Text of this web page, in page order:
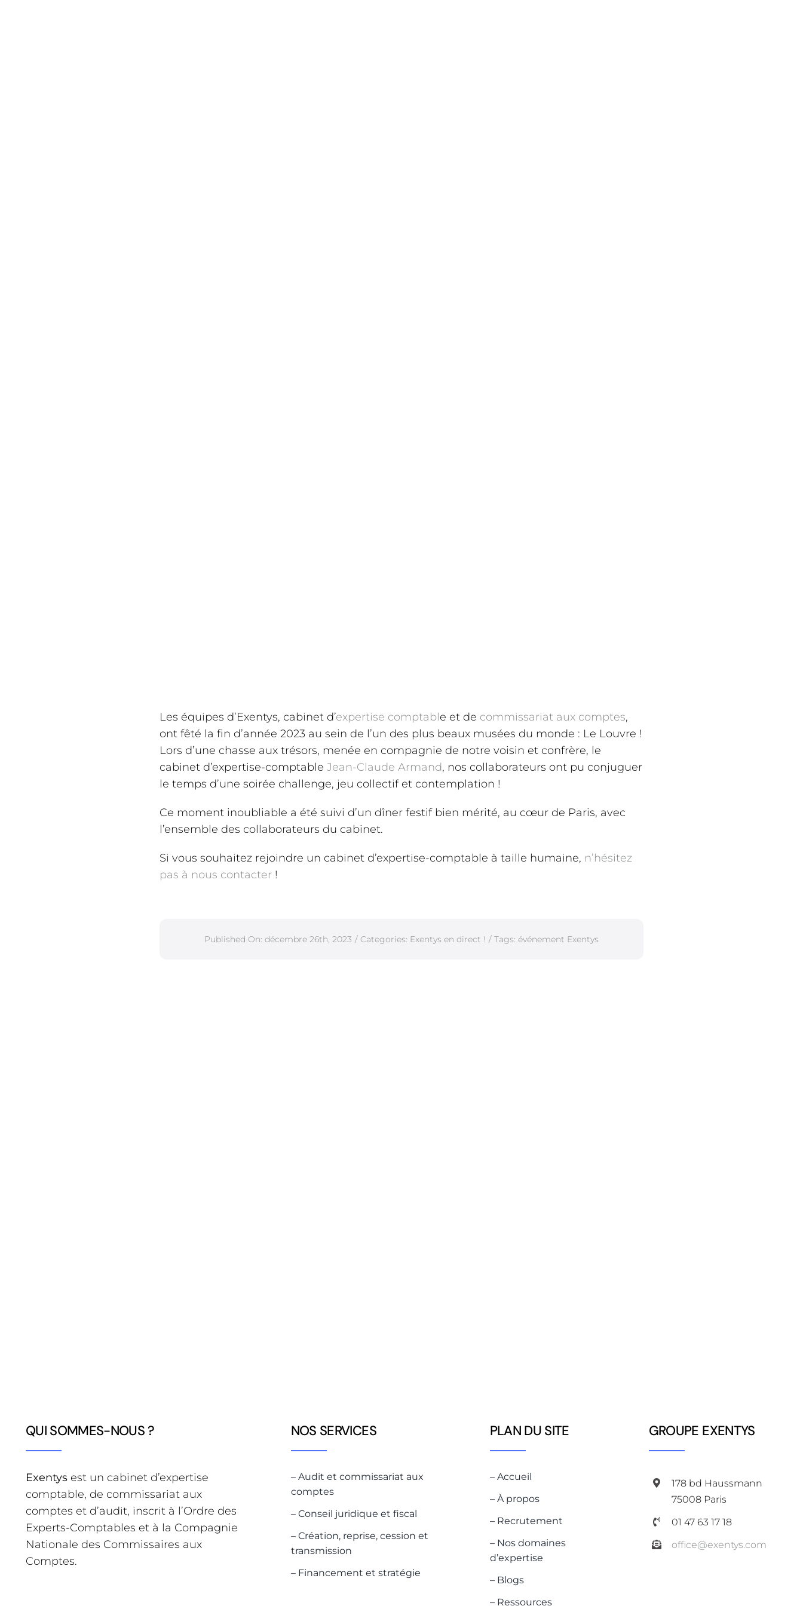
Les équipes d’Exentys, cabinet d’expertise comptable et de commissariat aux comptes,
ont fêté la fin d’année 2023 au sein de l’un des plus beaux musées du monde : Le Louvre !
Lors d’une chasse aux trésors, menée en compagnie de notre voisin et confrère, le
cabinet d’expertise-comptable Jean-Claude Armand, nos collaborateurs ont pu conjuguer
le temps d’une soirée challenge, jeu collectif et contemplation !
Ce moment inoubliable a été suivi d’un dîner festif bien mérité, au cœur de Paris, avec
l’ensemble des collaborateurs du cabinet.
Si vous souhaitez rejoindre un cabinet d’expertise-comptable à taille humaine, n’hésitez
pas à nous contacter !
Published On: décembre 26th, 2023 / Categories: Exentys en direct ! / Tags: événement Exentys
QUI SOMMES-NOUS ?
Exentys est un cabinet d’expertise
comptable, de commissariat aux
comptes et d’audit, inscrit à l’Ordre des
Experts-Comptables et à la Compagnie
Nationale des Commissaires aux
Comptes.
NOS SERVICES
– Audit et commissariat aux
comptes
– Conseil juridique et fiscal
– Création, reprise, cession et
transmission
– Financement et stratégie
PLAN DU SITE
– Accueil
– À propos
– Recrutement
– Nos domaines
d’expertise
– Blogs
– Ressources
GROUPE EXENTYS
178 bd Haussmann
75008 Paris
01 47 63 17 18
office@exentys.com